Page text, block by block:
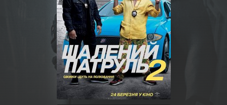
Запам'ятати
УВІЙТИ НА САЙТ
Відновити пароль
Або увійти через